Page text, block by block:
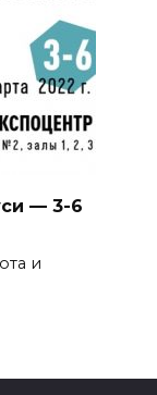
— 3-6
и